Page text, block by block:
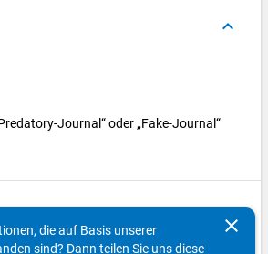
keyboard_arrow_up
Journal“ oder „Fake-Journal“
keyboard_arrow_up
clear
die auf Basis unserer
sind? Dann teilen Sie uns diese